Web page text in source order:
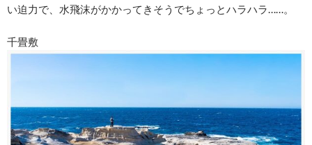
い迫力で、水飛沫がかかってきそうでちょっとハラハラ……。
千畳敷